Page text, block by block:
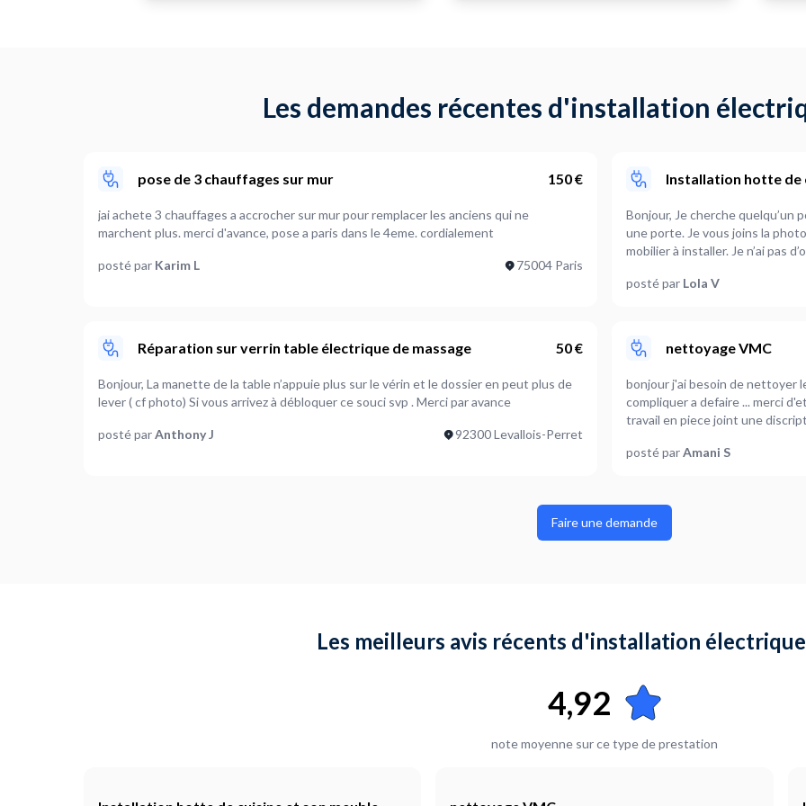
Les demandes récentes d'installation
pose de 3 chauffages sur mur 150 €
jai achete 3 chauffages a accrocher sur mur pour remplacer les anciens qui ne
marchent plus. merci d'avance, pose a paris dans le 4eme. cordialement
posté par Karim L 75004 Paris
Installation hotte de
Bonjour, Je cherche quelqu’un pour installer ma hotte de cuisine et son meuble avec
une porte. Je vous joins la photo de l’espace dédié ainsi que l’électroménager et
mobilier à installer. Je n’ai pas d’outils. J’habite dans un ancien immeuble avec des murs
posté par Lola V
Réparation sur verrin table électrique de massage 50 €
Bonjour, La manette de la table n’appuie plus sur le vérin et le dossier en peut plus de
lever ( cf photo) Si vous arrivez à débloquer ce souci svp . Merci par avance
posté parAnthony J 92300 Levallois-Perret
nettoyage VMC
bonjour j'ai besoin de nettoyer le VMC et ses 4 sorties salles des bains et WC. ca l'air
compliquer a defaire ... merci
travail en piece joint une
posté parAmani S
Faire une demande
Les meilleurs avis récents d'installation
4,92
note moyenne sur ce type de prestation